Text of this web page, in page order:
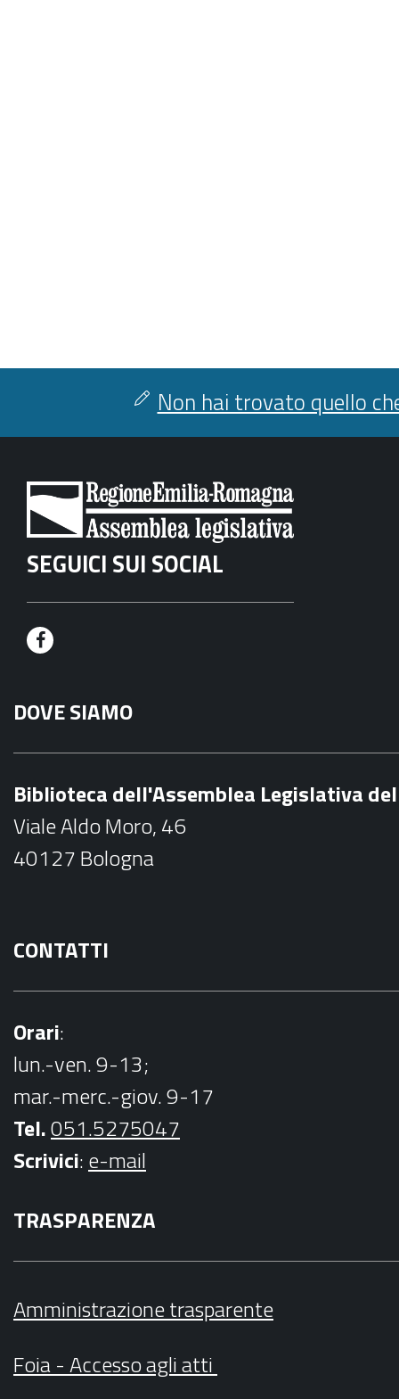
Non hai trovato quello
SEGUICI SUI SOCIAL
F
c
e
k
DOVE SIAMO
Biblioteca dell'Assemblea Legislativa
Viale Aldo Moro, 46
40127 Bologna
CONTATTI
Orari:
lun.-ven. 9-13;
mar.-merc.-giov. 9-17
Tel.051.5275047
Scrivici:e-mail
TRASPARENZA
Amministrazione trasparente
Foia - Accesso agli atti